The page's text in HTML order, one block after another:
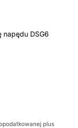
napędu DSG6
plus